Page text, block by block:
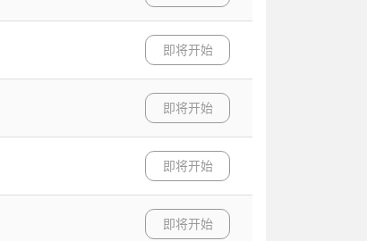
即将开始
即将开始
即将开始
即将开始